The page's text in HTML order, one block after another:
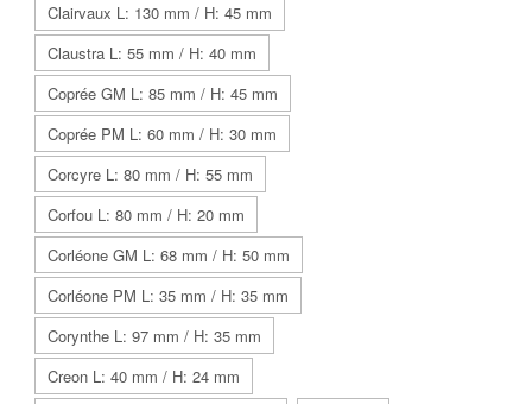
Clairvaux L: 130 mm / H: 45 mm
Claustra L: 55 mm / H: 40 mm
Coprée GM L: 85 mm / H: 45 mm
Coprée PM L: 60 mm / H: 30 mm
Corcyre L: 80 mm / H: 55 mm
Corfou L: 80 mm / H: 20 mm
Corléone GM L: 68 mm / H: 50 mm
Corléone PM L: 35 mm / H: 35 mm
Corynthe L: 97 mm / H: 35 mm
Creon L: 40 mm / H: 24 mm